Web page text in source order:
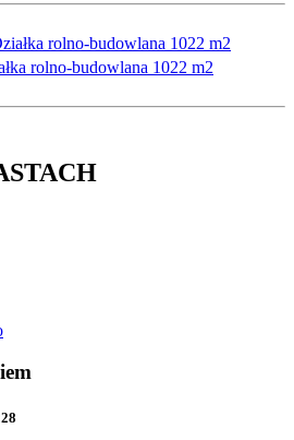
rolno-budowlana 1022 m2